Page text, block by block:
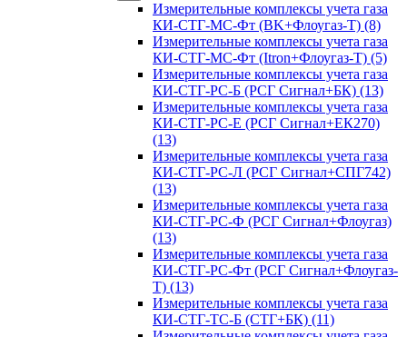
Измерительные комплексы учета газа
КИ-СТГ-МС-Фт (BK+Флоугаз-Т) (8)
Измерительные комплексы учета газа
КИ-СТГ-МС-Фт (Itron+Флоугаз-Т) (5)
Измерительные комплексы учета газа
КИ-СТГ-РС-Б (РСГ Сигнал+БК) (13)
Измерительные комплексы учета газа
КИ-СТГ-РС-Е (РСГ Сигнал+ЕК270)
(13)
Измерительные комплексы учета газа
КИ-СТГ-РС-Л (РСГ Сигнал+СПГ742)
(13)
Измерительные комплексы учета газа
КИ-СТГ-РС-Ф (РСГ Сигнал+Флоугаз)
(13)
Измерительные комплексы учета газа
КИ-СТГ-РС-Фт (РСГ Сигнал+Флоугаз-
Т) (13)
Измерительные комплексы учета газа
КИ-СТГ-ТС-Б (СТГ+БК) (11)